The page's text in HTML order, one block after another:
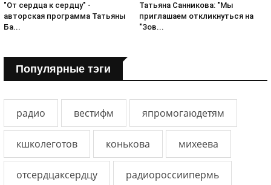
"От сердца к сердцу" -
авторская программа Татьяны
Ба...
Татьяна Санникова: "Мы
приглашаем откликнуться на
"Зов...
Популярные тэги
радио вестифм япромогаюдетям
кшколеготов конькова михеева
отсердцаксердцу радиороссиипермь